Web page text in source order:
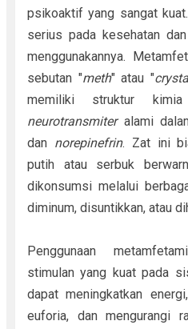
psikoaktif yang sangat
serius pada kesehatan
menggunakannya.
sebutan "meth" atau "
memiliki struktur
neurotransmiteralami
dan norepinefrin. Zat ini
putih atau serbuk
dikonsumsi melalui
diminum, disuntikkan, atau
Penggunaan
stimulan yang kuat pada
dapat meningkatkan
euforia, dan mengurangi